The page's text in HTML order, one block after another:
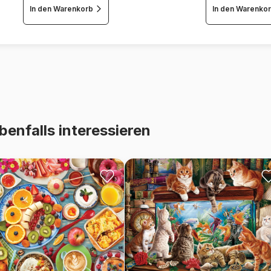
In den Warenkorb In den
interessieren